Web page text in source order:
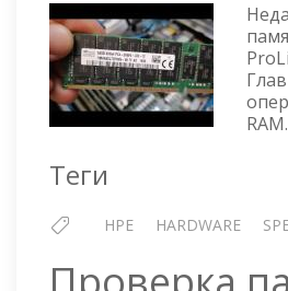
RAM.
Теги
HPE HARDWARE